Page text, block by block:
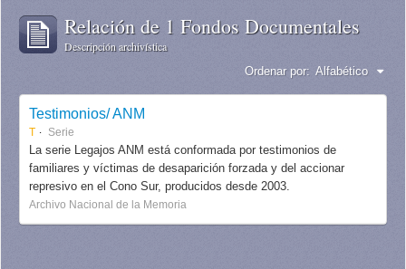
Relación de 1 Fondos Documentales
Descripción archivística
Ordenar por: Alfabético
Testimonios/ ANM
T Serie
La serie Legajos ANM está conformada por testimonios de
familiares y víctimas de desaparición forzada y del accionar
represivo en el Cono Sur, producidos desde 2003.
Archivo Nacional de la Memoria